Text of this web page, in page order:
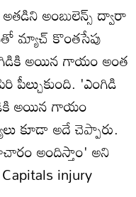
అంబులెన్స్ ద్వారా
మ్యాచ్ కొంతసేపు
అయిన గాయం అంత
'ఎంగిడి
అయిన గాయం
కూడా అదే చెప్పారు.
అందిస్తాం' అని
injury